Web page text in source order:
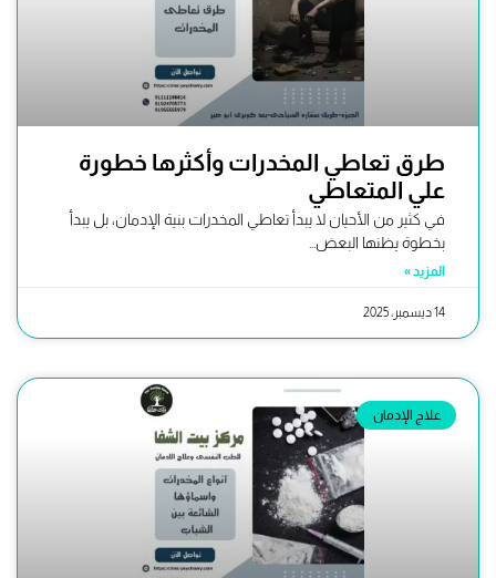
طرق تعاطي المخدرات وأكثرها خطورة
علي المتعاطي
في كثير من الأحيان لا يبدأ تعاطي المخدرات بنية الإدمان، بل يبدأ
بخطوة يظنها البعض...
المزيد »
14 ديسمبر، 2025
علاج الإدمان